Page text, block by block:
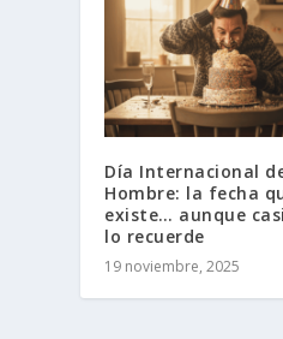
Día Internacional
Hombre: la fecha
existe… aunque
lo recuerde
19 noviembre, 2025